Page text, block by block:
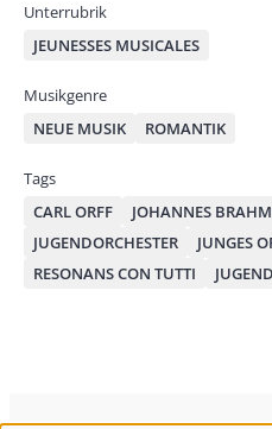
Unterrubrik
JEUNESSES MUSICALES
Musikgenre
NEUE MUSIK
ROMANTIK
Tags
CARL ORFF
JOHANNES
JUGENDORCHESTER
JUNGES
RESONANS CON TUTTI